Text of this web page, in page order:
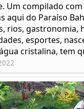
Um compilado
aqui do Paraíso
rios, gastronomia,
esportes,
cristalina, tem